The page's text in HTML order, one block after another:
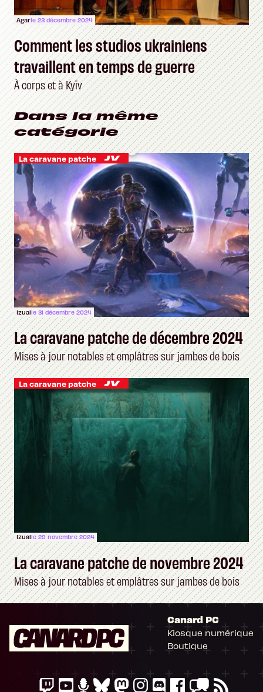
Agarle 23 décembre 2024
Comment les studios ukrainiens
travaillent en temps de guerre
À corps et à Kyïv
Dans la même
catégorie
La caravane patche
Izualle 31 décembre 2024
La caravane patche de décembre 2024
Mises à jour notables et emplâtres sur jambes de bois
La caravane patche
Izualle 29 novembre 2024
La caravane patche de novembre 2024
Mises à jour notables et emplâtres sur jambes de bois
Canard PC
Kiosque numérique
Boutique